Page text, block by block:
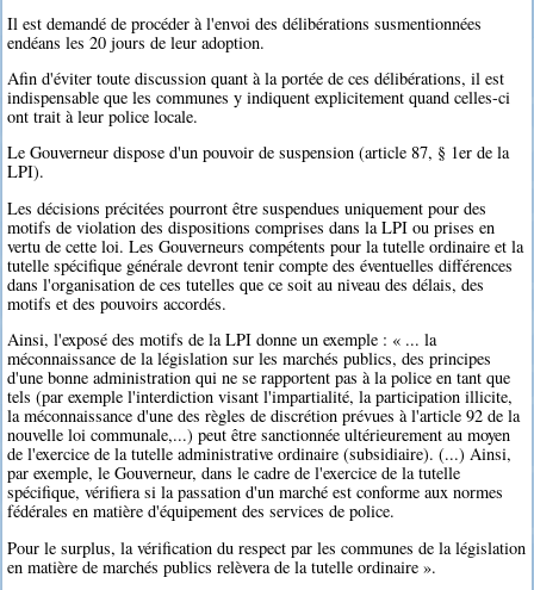
Il est demandé de procéder à l'envoi des délibérations susmentionnées
endéans les 20 jours de leur adoption.
Afin d'éviter toute discussion quant à la portée de ces délibérations, il est
indispensable que les communes y indiquent explicitement quand celles-ci
ont trait à leur police locale.
Le Gouverneur dispose d'un pouvoir de suspension (article 87, § 1er de la
LPI).
Les décisions précitées pourront être suspendues uniquement pour des
motifs de violation des dispositions comprises dans la LPI ou prises en
vertu de cette loi. Les Gouverneurs compétents pour la tutelle ordinaire et la
tutelle spécifique générale devront tenir compte des éventuelles différences
dans l'organisation de ces tutelles que ce soit au niveau des délais, des
motifs et des pouvoirs accordés.
Ainsi, l'exposé des motifs de la LPI donne un exemple : « ... la
méconnaissance de la législation sur les marchés publics, des principes
d'une bonne administration qui ne se rapportent pas à la police en tant que
tels (par exemple l'interdiction visant l'impartialité, la participation illicite,
la méconnaissance d'une des règles de discrétion prévues à l'article 92 de la
nouvelle loi communale,...) peut être sanctionnée ultérieurement au moyen
de l'exercice de la tutelle administrative ordinaire (subsidiaire). (...) Ainsi,
par exemple, le Gouverneur, dans le cadre de l'exercice de la tutelle
spécifique, vérifiera si la passation d'un marché est conforme aux normes
fédérales en matière d'équipement des services de police.
Pour le surplus, la vérification du respect par les communes de la législation
en matière de marchés publics relèvera de la tutelle ordinaire ».